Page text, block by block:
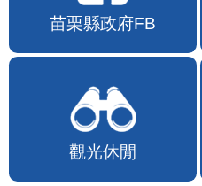
苗栗縣政府FB
觀光休閒